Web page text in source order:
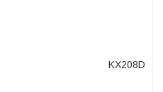
KX208D